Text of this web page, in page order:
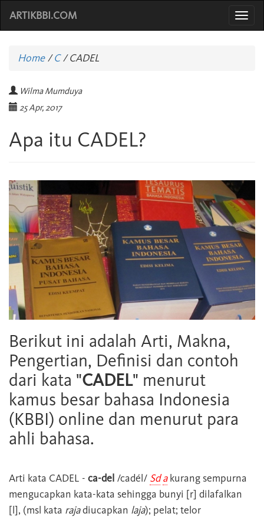
ARTIKBBI.COM
Home/C /CADEL
Wilma Mumduya
25 Apr, 2017
Apa itu CADEL?
Berikut ini adalah Arti, Makna,
Pengertian, Definisi dan contoh
dari kata "CADEL" menurut
kamus besar bahasa Indonesia
(KBBI) online dan menurut para
ahli bahasa.
Arti kata CADEL - ca-del /cadél/ Sd akurang sempurna
mengucapkan kata-kata sehingga bunyi [r] dilafalkan
[l], (msl kata rajadiucapkan laja); pelat; telor